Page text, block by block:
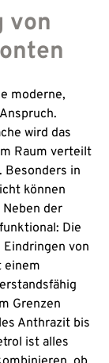
von
moderne,
wird das
Raum verteilt
Besonders in
können
der
Die
von
einem
Grenzen
Anthrazit bis
ist alles